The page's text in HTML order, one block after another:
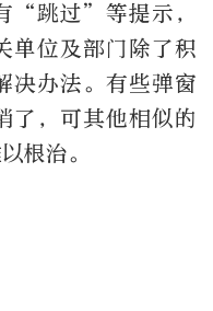
“跳过”等提示，
单位及部门除了积
决办法。有些弹窗
了，可其他相似的
根治。